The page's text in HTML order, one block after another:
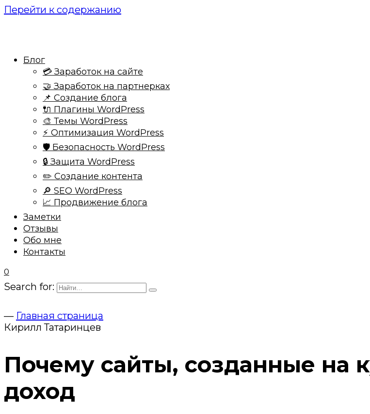
Перейти к содержанию
Блог
💳 Заработок на сайте
🤝 Заработок на партнерках
📌 Создание блога
🔌 Плагины WordPress
🎨 Темы WordPress
⚡ Оптимизация WordPress
🛡️ Безопасность WordPress
🔒 Защита WordPress
✏️ Создание контента
🔎 SEO WordPress
📈 Продвижение блога
Заметки
Отзывы
Обо мне
Контакты
0
Search for:
— Главная страница
Кирилл Татаринцев
Почему сайты, созданные на
доход